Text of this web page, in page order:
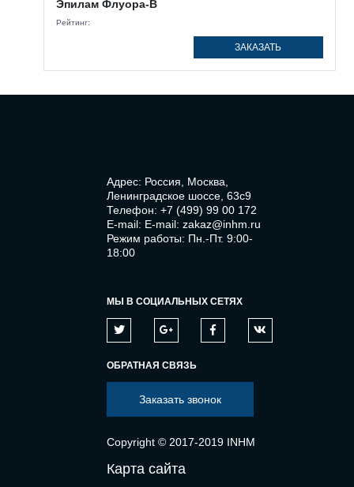
Эпилам Флуора-В
Рейтинг:
ЗАКАЗАТЬ
Адрес: Россия, Москва,
Ленинградское шоссе, 63с9
Телефон: +7 (499) 99 00 172
E-mail: E-mail: zakaz@inhm.ru
Режим работы: Пн.-Пт. 9:00-
18:00
МЫ В СОЦИАЛЬНЫХ СЕТЯХ
ОБРАТНАЯ СВЯЗЬ
Заказать звонок
Copyright © 2017-2019 INHM
Карта сайта